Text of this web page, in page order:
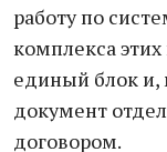
работу по
комплекса
единый блок и,
документ
договором.